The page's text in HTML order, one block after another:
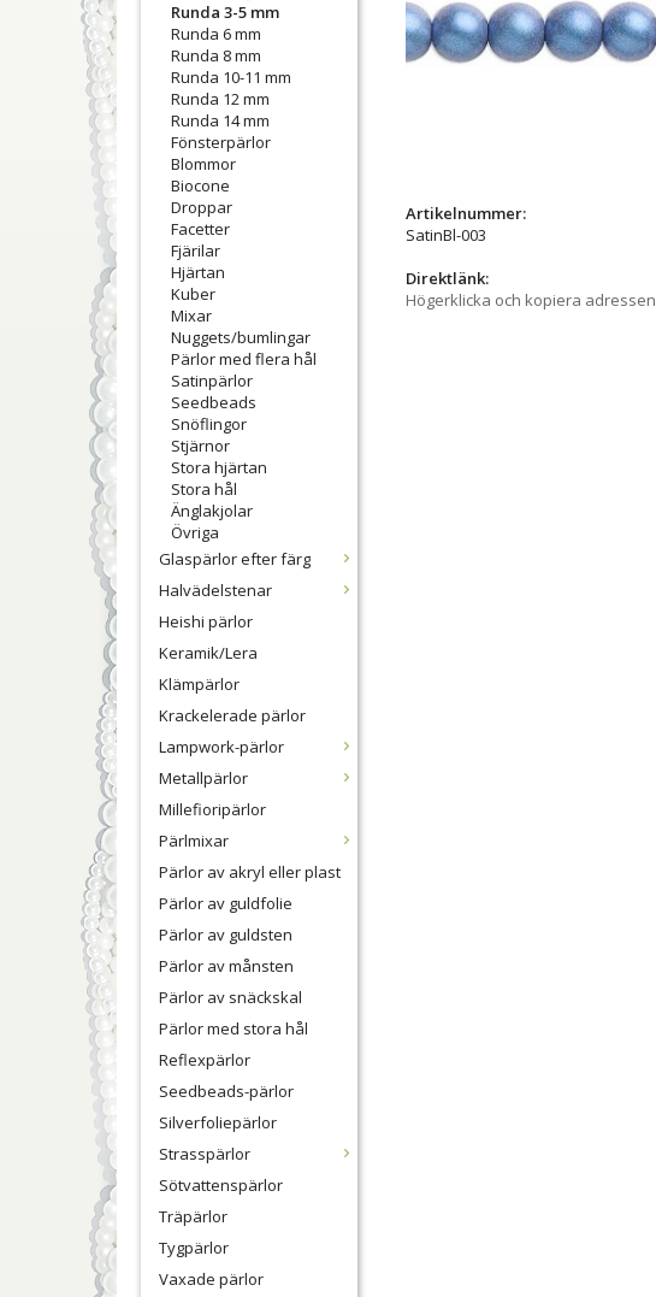
Runda 3-5 mm
Runda 6 mm
Runda 8 mm
Runda 10-11 mm
Runda 12 mm
Runda 14 mm
Fönsterpärlor
Blommor
Biocone
Droppar
Facetter
Fjärilar
Hjärtan
Kuber
Mixar
Nuggets/bumlingar
Pärlor med flera hål
Satinpärlor
Seedbeads
Snöflingor
Stjärnor
Stora hjärtan
Stora hål
Änglakjolar
Övriga
Glaspärlor efter färg
Halvädelstenar
Heishi pärlor
Keramik/Lera
Klämpärlor
Krackelerade pärlor
Lampwork-pärlor
Metallpärlor
Millefioripärlor
Pärlmixar
Pärlor av akryl eller plast
Pärlor av guldfolie
Pärlor av guldsten
Pärlor av månsten
Pärlor av snäckskal
Pärlor med stora hål
Reflexpärlor
Seedbeads-pärlor
Silverfoliepärlor
Strasspärlor
Sötvattenspärlor
Träpärlor
Tygpärlor
Vaxade pärlor
Artikelnummer:
SatinBl-003
Direktlänk:
Högerklicka och kopiera adressen